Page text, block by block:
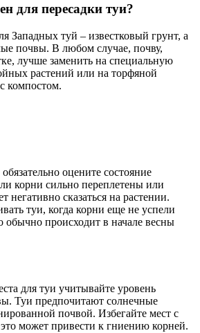
для пересадки туи?
Западных туй – известковый грунт, а
почвы. В любом случае, почву,
лучше заменить на специальную
растений или на торфяной
компостом.
оцените состояние
корни сильно переплетены или
негативно сказаться на растении.
туи, когда корни еще не успели
обычно происходит в начале весны
для туи учитывайте уровень
Туи предпочитают солнечные
почвой. Избегайте мест с
может привести к гниению корней.